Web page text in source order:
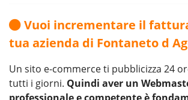
Vuoi incrementare il
tua azienda di Fontaneto d
Un sito e-commerce ti pubblicizza 24
tutti i giorni. Quindi aver un